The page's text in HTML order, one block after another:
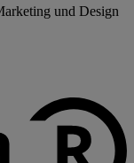
und Design